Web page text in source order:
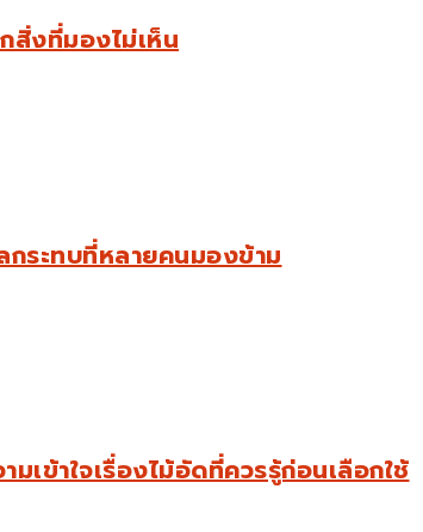
สิ่งที่มองไม่เห็น
กระทบที่หลายคนมองข้าม
เข้าใจเรื่องไม้อัดที่ควรรู้ก่อนเลือกใช้